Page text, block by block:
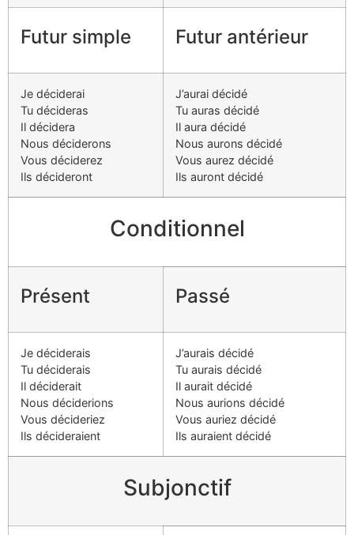
Futur simple Futur antérieur
Je déciderai
Tu décideras
Il décidera
Nous déciderons
Vous déciderez
Ils décideront
J’aurai décidé
Tu auras décidé
Il aura décidé
Nous aurons décidé
Vous aurez décidé
Ils auront décidé
Conditionnel
Présent Passé
Je déciderais
Tu déciderais
Il déciderait
Nous déciderions
Vous décideriez
Ils décideraient
J’aurais décidé
Tu aurais décidé
Il aurait décidé
Nous aurions décidé
Vous auriez décidé
Ils auraient décidé
Subjonctif